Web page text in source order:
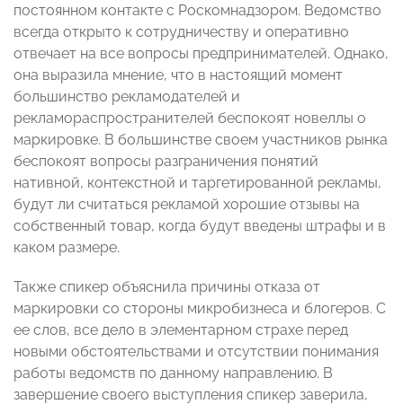
постоянном контакте с Роскомнадзором. Ведомство
всегда открыто к сотрудничеству и оперативно
отвечает на все вопросы предпринимателей. Однако,
она выразила мнение, что в настоящий момент
большинство рекламодателей и
рекламораспространителей беспокоят новеллы о
маркировке. В большинстве своем участников рынка
беспокоят вопросы разграничения понятий
нативной, контекстной и таргетированной рекламы,
будут ли считаться рекламой хорошие отзывы на
собственный товар, когда будут введены штрафы и в
каком размере.
Также спикер объяснила причины отказа от
маркировки со стороны микробизнеса и блогеров. С
ее слов, все дело в элементарном страхе перед
новыми обстоятельствами и отсутствии понимания
работы ведомств по данному направлению. В
завершение своего выступления спикер заверила,